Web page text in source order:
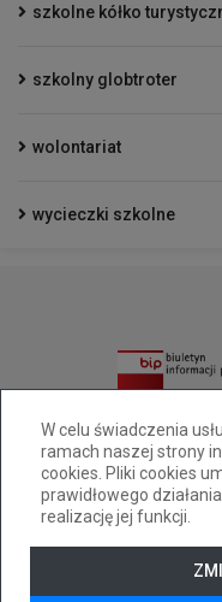
W celu świadczenia
ramach naszej strony
cookies. Pliki cookies
prawidłowego
realizację jej funkcji.
szkolne kółko
szkolny globtroter
wolontariat
wycieczki szkolne
33 818 31 84
Bielsko-
Tryb